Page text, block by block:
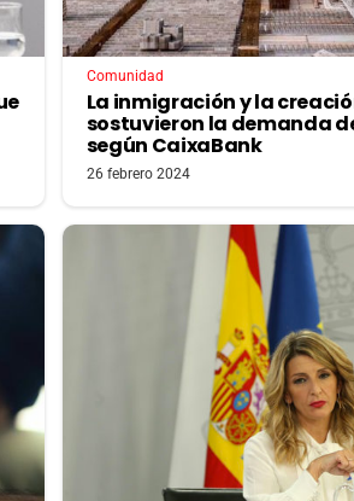
Comunidad
La inmigración y la
sostuvieron la demanda
según CaixaBank
26 febrero 2024